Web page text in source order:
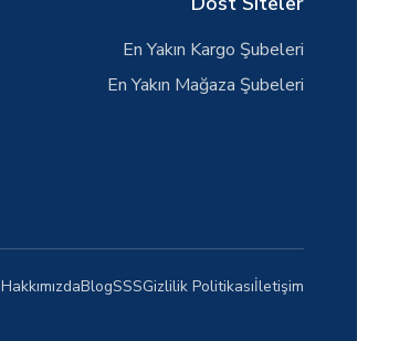
En Yakın Kargo Şubeleri
En Yakın Mağaza Şubeleri
HakkımızdaBlogSSSGizlilik Politikasıİletişim